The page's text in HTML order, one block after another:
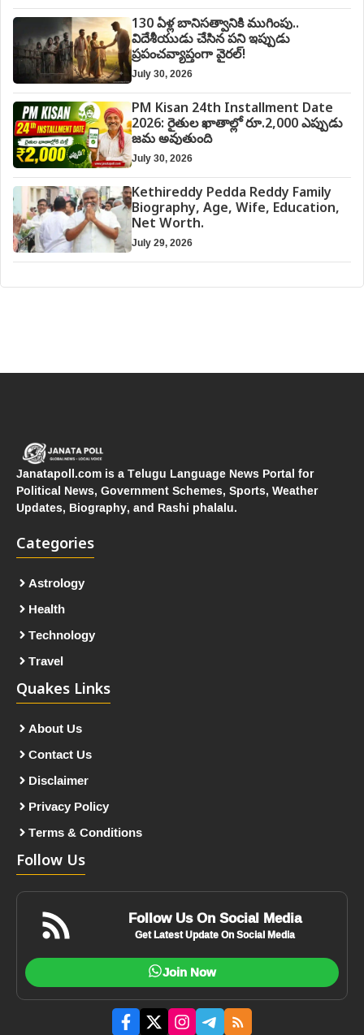
130 ఏళ్ల బానిసత్వానికి ముగింపు..
విదేశీయుడు చేసిన పని ఇప్పుడు
ప్రపంచవ్యాప్తంగా వైరల్!
July 30, 2026
PM Kisan 24th Installment Date
2026: రైతుల ఖాతాల్లో రూ.2,000 ఎప్పుడు
జమ అవుతుంది
July 30, 2026
Kethireddy Pedda Reddy Family
Biography, Age, Wife, Education,
Net Worth.
July 29, 2026
Janatapoll.com is a Telugu Language News Portal for
Political News, Government Schemes, Sports, Weather
Updates, Biography, and Rashi phalalu.
Categories
Astrology
Health
Technology
Travel
Quakes Links
About Us
Contact Us
Disclaimer
Privacy Policy
Terms & Conditions
Follow Us
Follow Us On Social Media
Get Latest Update On Social Media
Join Now